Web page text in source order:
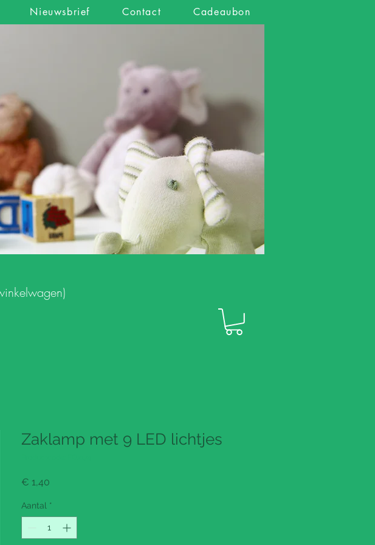
Nieuwsbrief Contact Cadeaubon
Zaklamp met 9 LED lichtjes
€ 1,40
Aantal *